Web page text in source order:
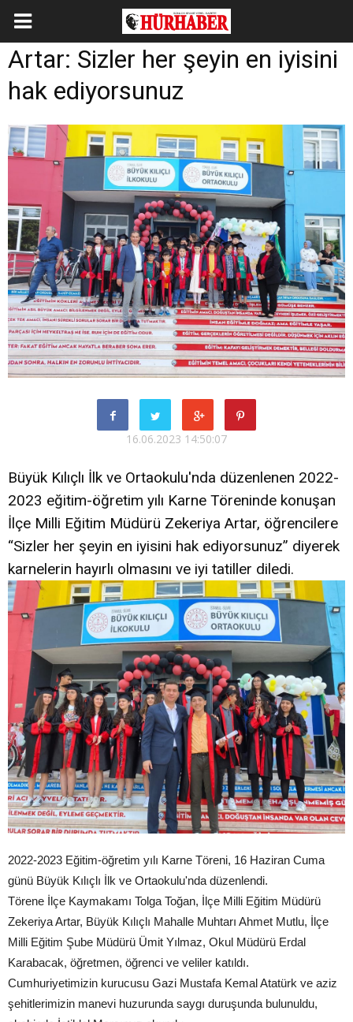
Artar: Sizler her şeyin en iyisini
hak ediyorsunuz
16.06.2023 14:50:07
Büyük Kılıçlı İlk ve Ortaokulu'nda düzenlenen 2022-
2023 eğitim-öğretim yılı Karne Töreninde konuşan
İlçe Milli Eğitim Müdürü Zekeriya Artar, öğrencilere
“Sizler her şeyin en iyisini hak ediyorsunuz” diyerek
karnelerin hayırlı olmasını ve iyi tatiller diledi.
2022-2023 Eğitim-öğretim yılı Karne Töreni, 16 Haziran Cuma
günü Büyük Kılıçlı İlk ve Ortaokulu'nda düzenlendi.
Törene İlçe Kaymakamı Tolga Toğan, İlçe Milli Eğitim Müdürü
Zekeriya Artar, Büyük Kılıçlı Mahalle Muhtarı Ahmet Mutlu, İlçe
Milli Eğitim Şube Müdürü Ümit Yılmaz, Okul Müdürü Erdal
Karabacak, öğretmen, öğrenci ve veliler katıldı.
Cumhuriyetimizin kurucusu Gazi Mustafa Kemal Atatürk ve aziz
şehitlerimizin manevi huzurunda saygı duruşunda bulunuldu,